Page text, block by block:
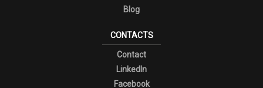
Blog
CONTACTS
Contact
LinkedIn
Facebook